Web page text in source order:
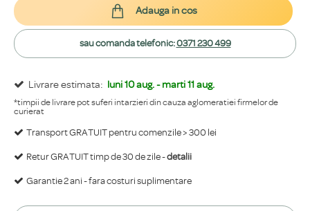
Livrare estimata: luni 10 aug. - marti 11 aug.
*timpii de livrare pot suferi intarzieri din cauza aglomeratiei firmelor de
curierat
Transport GRATUIT pentru comenzile > 300 lei
Retur GRATUIT timp de 30 de zile -detalii
Garantie 2 ani - fara costuri suplimentare
Adauga in cos
sau comanda telefonic:0371 230 499